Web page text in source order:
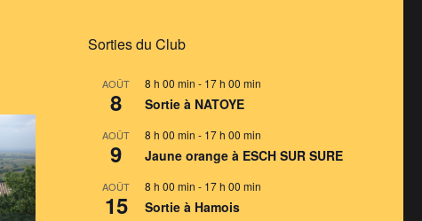
Sorties du Club
AOÛT
8
8 h 00 min - 17 h 00 min
Sortie à NATOYE
AOÛT
9
8 h 00 min - 17 h 00 min
Jaune orange à ESCH SUR SURE
AOÛT
15
8 h 00 min - 17 h 00 min
Sortie à Hamois